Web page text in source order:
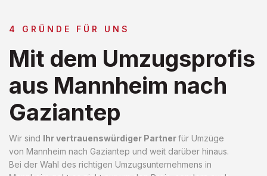
4 GRÜNDE FÜR UNS
Mit dem Umzugsprofis
aus Mannheim nach
Gaziantep
Wir sind Ihr vertrauenswürdiger Partnerfür Umzüge
von Mannheim nach Gaziantep und weit darüber hinaus.
Bei der Wahl des richtigen Umzugsunternehmens in